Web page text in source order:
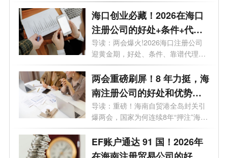
海口创业必藏！2026在海口
注册公司的好处+条件+代
理，全在这
导读：两会爆火!2026海口注册公司
迎黄金期，好处、条件、靠谱代理全
攻略，...
两会重磅刷屏！8 年力挺，海
南注册公司的好处和优势全
解析
导读：重磅！海南自贸港全岛封关引
爆两会，国家为何连续8年“押注”海
南...
EF账户通达 91 国！2026年